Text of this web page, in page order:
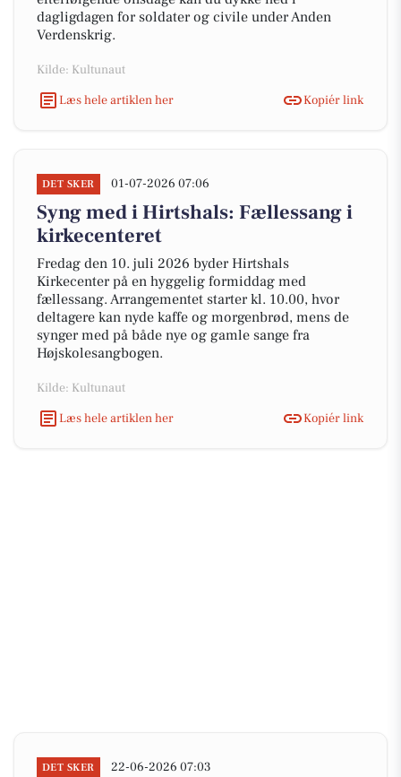
dagligdagen for soldater og civile under Anden
Verdenskrig.
Kilde: Kultunaut
Læs hele artiklen her
Kopiér link
DET SKER 01-07-2026 07:06
Syng med i Hirtshals: Fællessang i
kirkecenteret
Fredag den 10. juli 2026 byder Hirtshals
Kirkecenter på en hyggelig formiddag med
fællessang. Arrangementet starter kl. 10.00, hvor
deltagere kan nyde kaffe og morgenbrød, mens de
synger med på både nye og gamle sange fra
Højskolesangbogen.
Kilde: Kultunaut
Læs hele artiklen her
Kopiér link
DET SKER 22-06-2026 07:03